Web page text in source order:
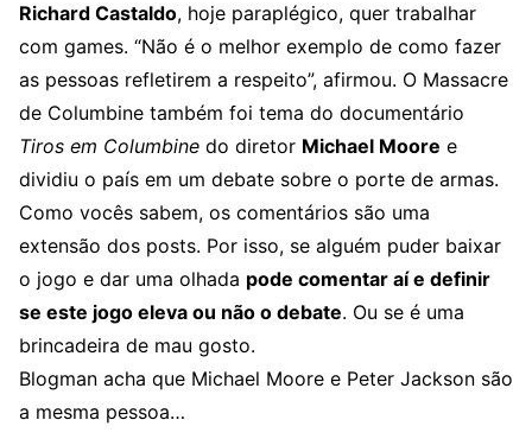
Richard Castaldo, hoje paraplégico, quer trabalhar
com games. “Não é o melhor exemplo de como fazer
as pessoas refletirem a respeito”, afirmou. O Massacre
de Columbine também foi tema do documentário
Tiros em Columbine do diretor Michael Moore e
dividiu o país em um debate sobre o porte de armas.
Como vocês sabem, os comentários são uma
extensão dos posts. Por isso, se alguém puder baixar
o jogo e dar uma olhada pode comentar aí e definir
se este jogo eleva ou não o debate. Ou se é uma
brincadeira de mau gosto.
Blogman acha que Michael Moore e Peter Jackson são
a mesma pessoa…